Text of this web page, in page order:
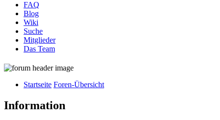
FAQ
Blog
Wiki
Suche
Mitglieder
Das Team
Startseite Foren-Übersicht
Information